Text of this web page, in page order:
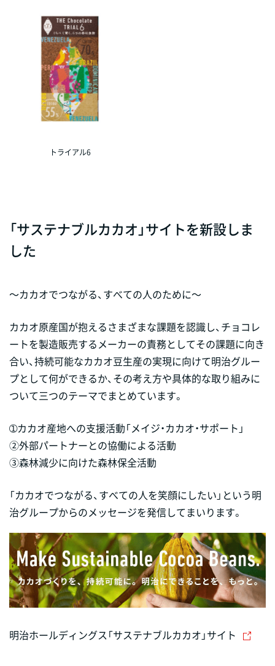
トライアル6
「サステナブルカカオ」サイトを新設しま
した
～カカオでつながる、すべての人のために～
カカオ原産国が抱えるさまざまな課題を認識し、チョコレ
ートを製造販売するメーカーの責務としてその課題に向き
合い、持続可能なカカオ豆生産の実現に向けて明治グルー
プとして何ができるか、その考え方や具体的な取り組みに
ついて三つのテーマでまとめています。
➀カカオ産地への支援活動「メイジ・カカオ・サポート」
②外部パートナーとの協働による活動
③森林減少に向けた森林保全活動
「カカオでつながる、すべての人を笑顔にしたい」という明
治グループからのメッセージを発信してまいります。
明治ホールディングス「サステナブルカカオ」サイト